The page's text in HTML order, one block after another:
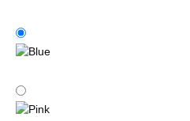
Black 032
Blue